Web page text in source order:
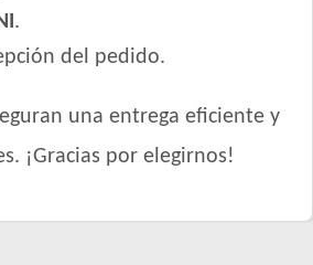
.
del pedido.
una entrega eficiente y
¡Gracias por elegirnos!